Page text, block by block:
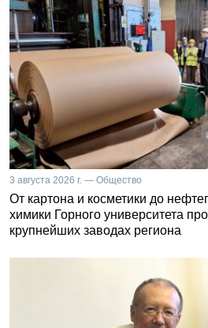
3 августа 2026 г. — Общество
От картона и косметики до
химики Горного университета
крупнейших заводах региона